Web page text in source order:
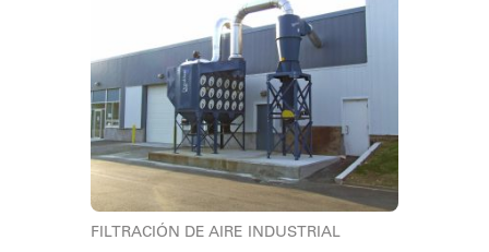
FILTRACIÓN DE AIRE INDUSTRIAL